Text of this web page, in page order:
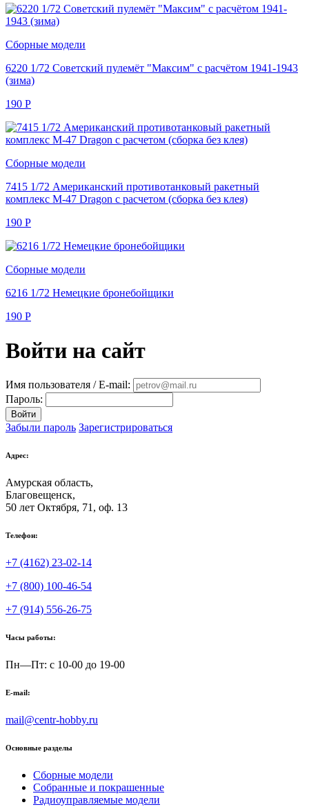
Сборные модели
6220 1/72 Советский пулемёт "Максим" с расчётом 1941-1943
(зима)
190 Р
Сборные модели
7415 1/72 Американский противотанковый ракетный
комплекс M-47 Dragon с расчетом (сборка без клея)
190 Р
Сборные модели
6216 1/72 Немецкие бронебойщики
190 Р
Войти на сайт
Имя пользователя / E-mail:
Пароль:
Войти
Забыли пароль Зарегистрироваться
Адрес:
Амурская область,
Благовещенск,
50 лет Октября, 71, оф. 13
Телефон:
+7 (4162) 23-02-14
+7 (800) 100-46-54
+7 (914) 556-26-75
Часы работы:
Пн—Пт: с 10-00 до 19-00
E-mail:
mail@centr-hobby.ru
Основные разделы
Сборные модели
Собранные и покрашенные
Радиоуправляемые модели